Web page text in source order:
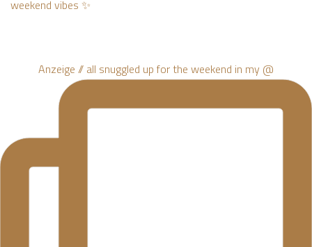
weekend vibes ✨
Anzeige // all snuggled up for the weekend in my @